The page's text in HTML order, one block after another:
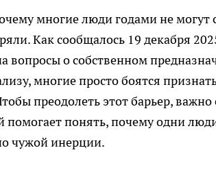
многие люди годами не могут
Как сообщалось 19 декабря
вопросы о собственном
многие просто боятся
преодолеть этот барьер, важно
помогает понять, почему одни
чужой инерции.